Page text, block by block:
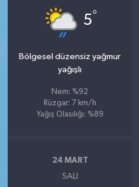
5°
Bölgesel düzensiz yağmur
yağışlı
Nem: %92
Rüzgar: 7 km/h
Yağış Olasılığı: %89
24 MART
SALI